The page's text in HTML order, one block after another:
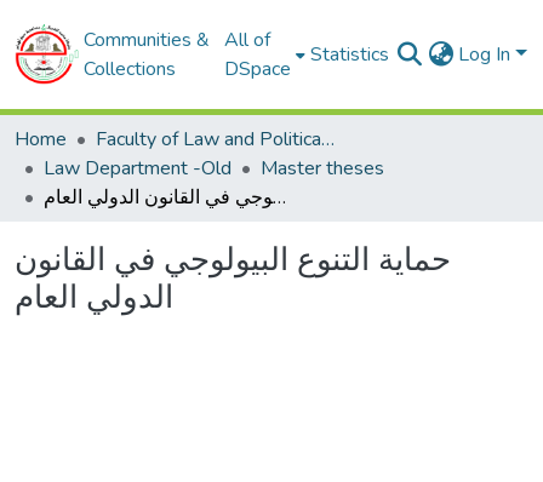
Communities &
Collections
All of
DSpace
Statistics Log In
Home
Faculty of Law and Political Sciences
Law Department -Old
Master theses
حماية التنوع البيولوجي في القانون الدولي العام
حماية التنوع البيولوجي في القانون
الدولي العام